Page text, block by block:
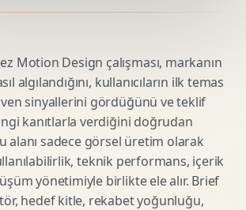
Motion Design çalışması, markanın
algılandığını, kullanıcıların ilk temas
sinyallerini gördüğünü ve teklif
kanıtlarla verdiğini doğrudan
alanı sadece görsel üretim olarak
teknik performans, içerik
yönetimiyle birlikte ele alır. Brief
hedef kitle, rekabet yoğunluğu,